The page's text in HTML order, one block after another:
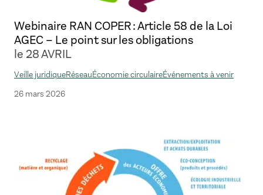
Webinaire RAN COPER : Article 58 de la Loi
AGEC – Le point sur les obligations
le 28 AVRIL
Veille juridiqueRéseauÉconomie circulaireÉvénements à venir
26 mars 2026